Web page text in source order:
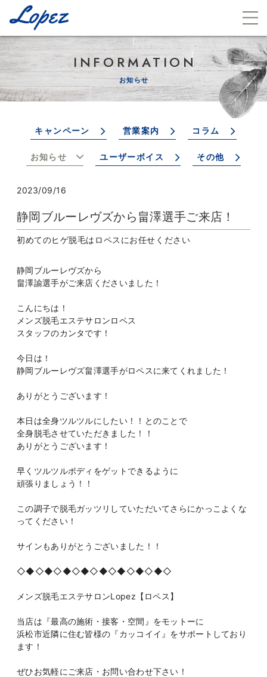
INFORMATION
お知らせ
キャンペーン 営業案内 コラム
お知らせ ユーザーボイス その他
2023/09/16
静岡ブルーレヴズから畠澤選手ご来店！
初めてのヒゲ脱毛はロペスにお任せください
静岡ブルーレヴズから
畠澤諭選手がご来店くださいました！
こんにちは！
メンズ脱毛エステサロンロペス
スタッフのカンタです！
今日は！
静岡ブルーレヴズ畠澤選手がロペスに来てくれました！
ありがとうございます！
本日は全身ツルツルにしたい！！とのことで
全身脱毛させていただきました！！
ありがとうございます！
早くツルツルボディをゲットできるように
頑張りましょう！！
この調子で脱毛ガッツリしていただいてさらにかっこよくな
ってください！
サインもありがとうございました！！
◇◆◇◆◇◆◇◆◇◆◇◆◇◆◇◆◇
メンズ脱毛エステサロンLopez【ロペス】
当店は『最高の施術・接客・空間』をモットーに
浜松市近隣に住む皆様の『カッコイイ』をサポートしており
ます！
ぜひお気軽にご来店・お問い合わせ下さい！